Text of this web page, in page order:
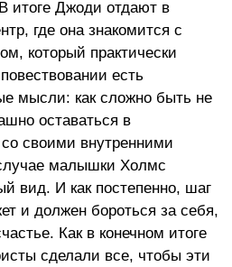
итоге Джоди отдают в
где она знакомится с
который практически
есть
мысли: как сложно быть не
оставаться в
своими внутренними
малышки Холмс
вид. И как постепенно, шаг
и должен бороться за себя,
Как в конечном итоге
сделали все, чтобы эти